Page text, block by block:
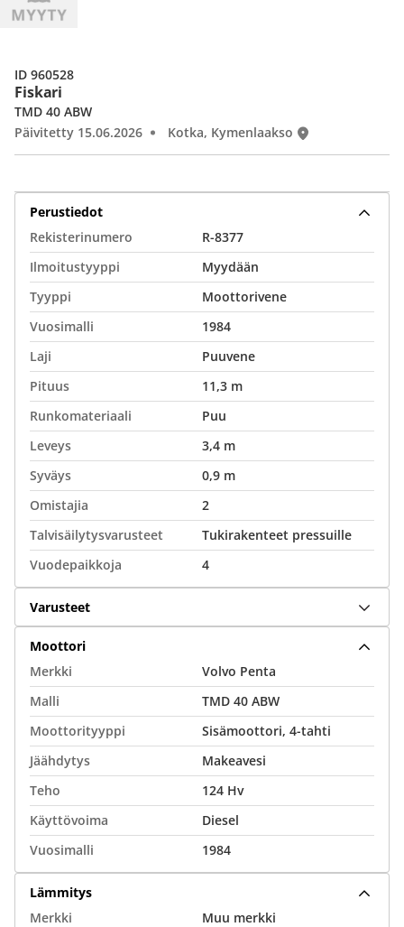
Fiskari
TMD 40 ABW
Päivitetty 15.06.2026
Kotka, Kymenlaakso
ID 960528
Perustiedot
Rekisterinumero
R-8377
Ilmoitustyyppi
Myydään
Tyyppi
Moottorivene
Vuosimalli
1984
Laji
Puuvene
Pituus
11,3 m
Runkomateriaali
Puu
Leveys
3,4 m
Syväys
0,9 m
Omistajia
2
Talvisäilytysvarusteet
Tukirakenteet pressuille
Vuodepaikkoja
4
Varusteet
Moottori
Merkki
Volvo Penta
Malli
TMD 40 ABW
Moottorityyppi
Sisämoottori, 4-tahti
Jäähdytys
Makeavesi
Teho
124 Hv
Käyttövoima
Diesel
Vuosimalli
1984
Lämmitys
Merkki
Muu merkki